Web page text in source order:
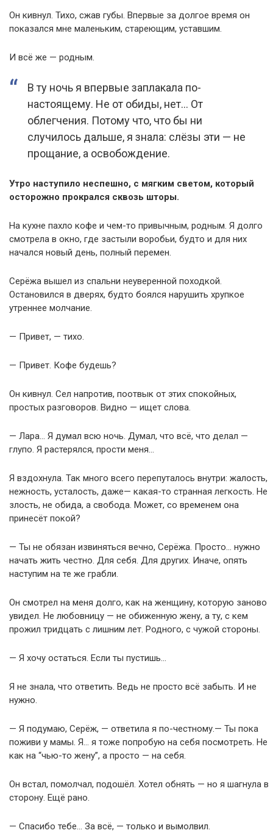
Он кивнул. Тихо, сжав губы. Впервые за долгое время он
показался мне маленьким, стареющим, уставшим.
И всё же — родным.
В ту ночь я впервые заплакала по-
настоящему. Не от обиды, нет… От
облегчения. Потому что, что бы ни
случилось дальше, я знала: слёзы эти — не
прощание, а освобождение.
Утро наступило неспешно, с мягким светом, который
осторожно прокрался сквозь шторы.
На кухне пахло кофе и чем-то привычным, родным. Я долго
смотрела в окно, где застыли воробьи, будто и для них
начался новый день, полный перемен.
Серёжа вышел из спальни неуверенной походкой.
Остановился в дверях, будто боялся нарушить хрупкое
утреннее молчание.
— Привет, — тихо.
— Привет. Кофе будешь?
Он кивнул. Сел напротив, поотвык от этих спокойных,
простых разговоров. Видно — ищет слова.
— Лара… Я думал всю ночь. Думал, что всё, что делал —
глупо. Я растерялся, прости меня…
Я вздохнула. Так много всего перепуталось внутри: жалость,
нежность, усталость, даже— какая-то странная легкость. Не
злость, не обида, а свобода. Может, со временем она
принесёт покой?
— Ты не обязан извиняться вечно, Серёжа. Просто… нужно
начать жить честно. Для себя. Для других. Иначе, опять
наступим на те же грабли.
Он смотрел на меня долго, как на женщину, которую заново
увидел. Не любовницу — не обиженную жену, а ту, с кем
прожил тридцать с лишним лет. Родного, с чужой стороны.
— Я хочу остаться. Если ты пустишь…
Я не знала, что ответить. Ведь не просто всё забыть. И не
нужно.
— Я подумаю, Серёж, — ответила я по-честному.— Ты пока
поживи у мамы. Я… я тоже попробую на себя посмотреть. Не
как на “чью-то жену”, а просто — на себя.
Он встал, помолчал, подошёл. Хотел обнять — но я шагнула в
сторону. Ещё рано.
— Спасибо тебе… За всё, — только и вымолвил.